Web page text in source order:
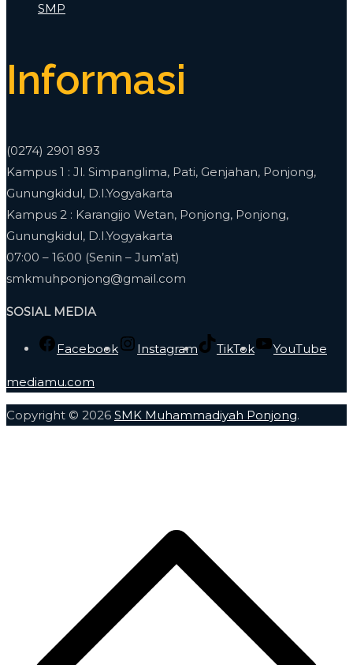
SMP
Informasi
(0274) 2901 893
Kampus 1 : Jl. Simpanglima, Pati, Genjahan, Ponjong,
Gunungkidul, D.I.Yogyakarta
Kampus 2 : Karangijo Wetan, Ponjong, Ponjong,
Gunungkidul, D.I.Yogyakarta
07:00 – 16:00 (Senin – Jum’at)
smkmuhponjong@gmail.com
SOSIAL MEDIA
Facebook Instagram TikTok YouTube
mediamu.com
Copyright © 2026 SMK Muhammadiyah Ponjong.